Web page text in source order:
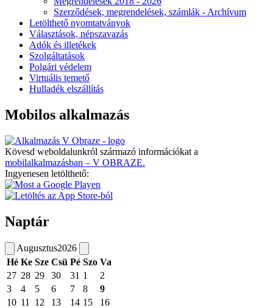
Szerződések, megrendelések, számlák - Archívum
Letölthető nyomtatványok
Választások, népszavazás
Adók és illetékek
Szolgáltatások
Polgári védelem
Virtuális temető
Hulladék elszállítás
Mobilos alkalmazás
Kövesd weboldalunkról származó információkat a
mobilalkalmazásban – V OBRAZE.
Ingyenesen letölthető:
Naptár
Augusztus2026
Hé Ke Sze Csü Pé Szo Va
27 28 29 30 31 1
2
3
4 5 6 7 8
9
10 11 12 13 14 15
16